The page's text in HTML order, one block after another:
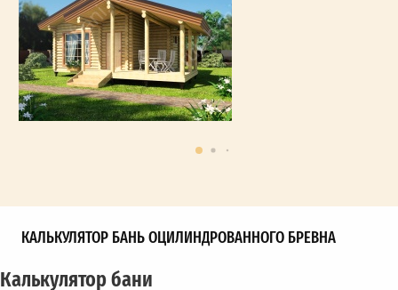
КАЛЬКУЛЯТОР БАНЬ ОЦИЛИНДРОВАННОГО БРЕВНА
Калькулятор бани